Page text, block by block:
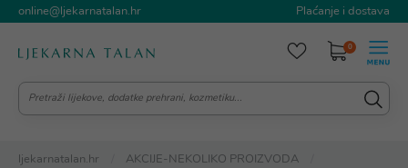
online@ljekarnatalan.hr Plaćanje i dostava
0
ljekarnatalan.hr
AKCIJE-NEKOLIKO PROIZVODA